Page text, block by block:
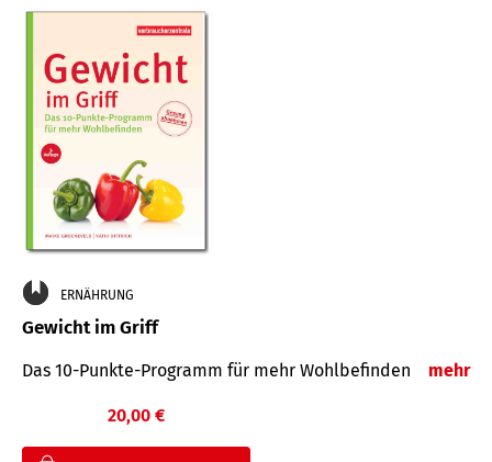
ERNÄHRUNG
Gewicht im Griff
Das 10-Punkte-Programm für mehr Wohlbefinden mehr
20,00 €